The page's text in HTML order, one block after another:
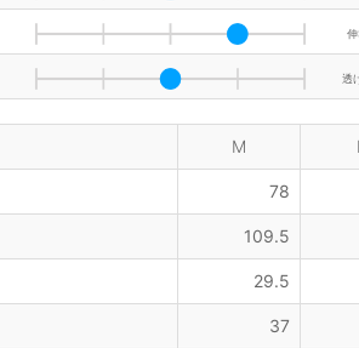
透
M
78
109.5
29.5
37